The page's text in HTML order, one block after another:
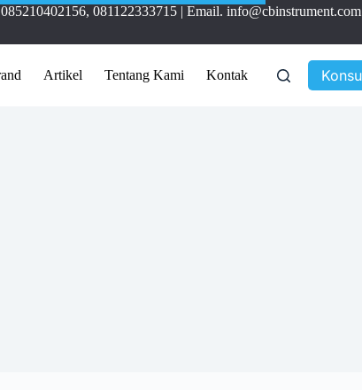
085210402156, 081122333715 | Email. info@cbinstrument.com
Artikel Tentang Kami Kontak